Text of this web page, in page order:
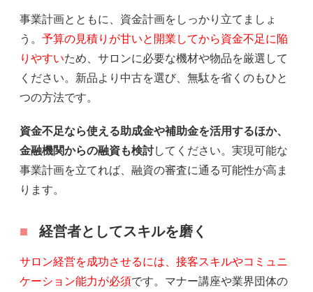
事業計画とともに、資金計画をしっかり立てましょ
う。 予算の見積りが甘いと開業してから資金不足に陥
りやすいため、サロンに必要な機材や物品を厳選して
ください。新品より中古を選び、無駄を省くのもひと
つの方法です。
資金不足なら使える助成金や補助金を活用するほか、
金融機関からの融資も検討してください。実現可能な
事業計画を立てれば、融資の審査に通る可能性が高ま
ります。
経営者としてスキルを磨く
サロン経営を成功させるには、接客スキルやコミュニ
ケーション能力が必須です。マナー講座や業界団体の